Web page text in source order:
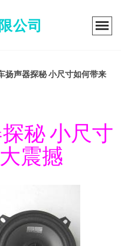
公司
扬声器探秘 小尺寸如何带来
秘 小尺寸
震撼